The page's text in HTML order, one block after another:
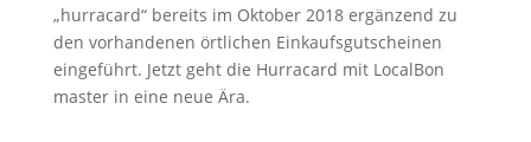
„hurracard“ bereits im Oktober 2018 ergänzend zu
den vorhandenen örtlichen Einkaufsgutscheinen
eingeführt. Jetzt geht die Hurracard mit LocalBon
master in eine neue Ära.